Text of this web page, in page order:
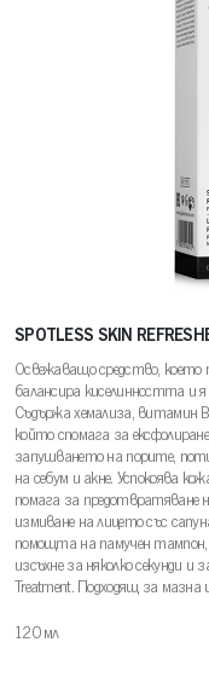
SPOTLESS SKIN
Освежаващо средство,
балансира киселинността и
Съдържа хемализа, витамин
който спомага за
запушването на порите,
на себум и акне. Успокоява
помага за предотвратяване
измиване на лицето със
помощта на памучен
изсъхне за няколко секунди
Treatment. Подходящ за мазна
120 мл